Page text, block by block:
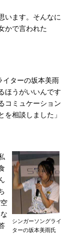
います。そんなに
かで言われた
イターの坂本美雨
ほうがいいんです
コミュケーション
相談しました」
シンガーソングライ
ターの坂本美雨氏